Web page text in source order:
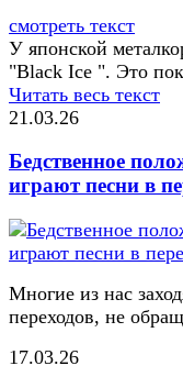
смотреть текст
У японской
"Black Ice ". Это
Читать весь текст
21.03.26
Бедственное
играют песни в
Многие из нас
переходов, не
17.03.26